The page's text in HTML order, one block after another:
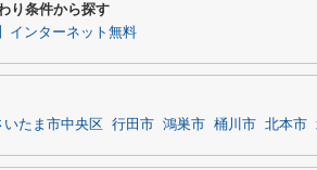
り条件から探す
インターネット無料
いたま市中央区 行田市 鴻巣市 桶川市 北本市